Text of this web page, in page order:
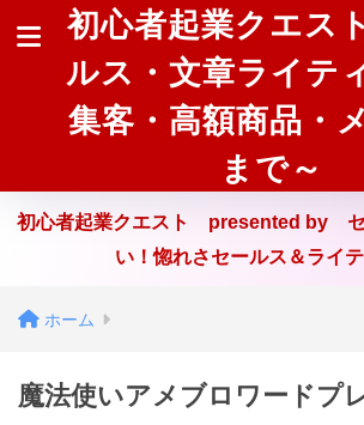
初心者起業クエス
ルス・文章ライテ
集客・高額商品・
まで～
初心者起業クエスト presented by セ
い！惚れさセールス＆ライ
ホーム
魔法使いアメブロワードプ